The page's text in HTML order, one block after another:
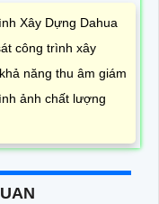
Xây Dựng Dahua
công trình xây
năng thu âm giám
ảnh chất lượng